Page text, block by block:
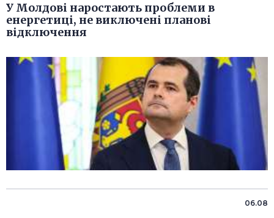
У Молдові наростають проблеми в
енергетиці, не виключені планові
відключення
06.08